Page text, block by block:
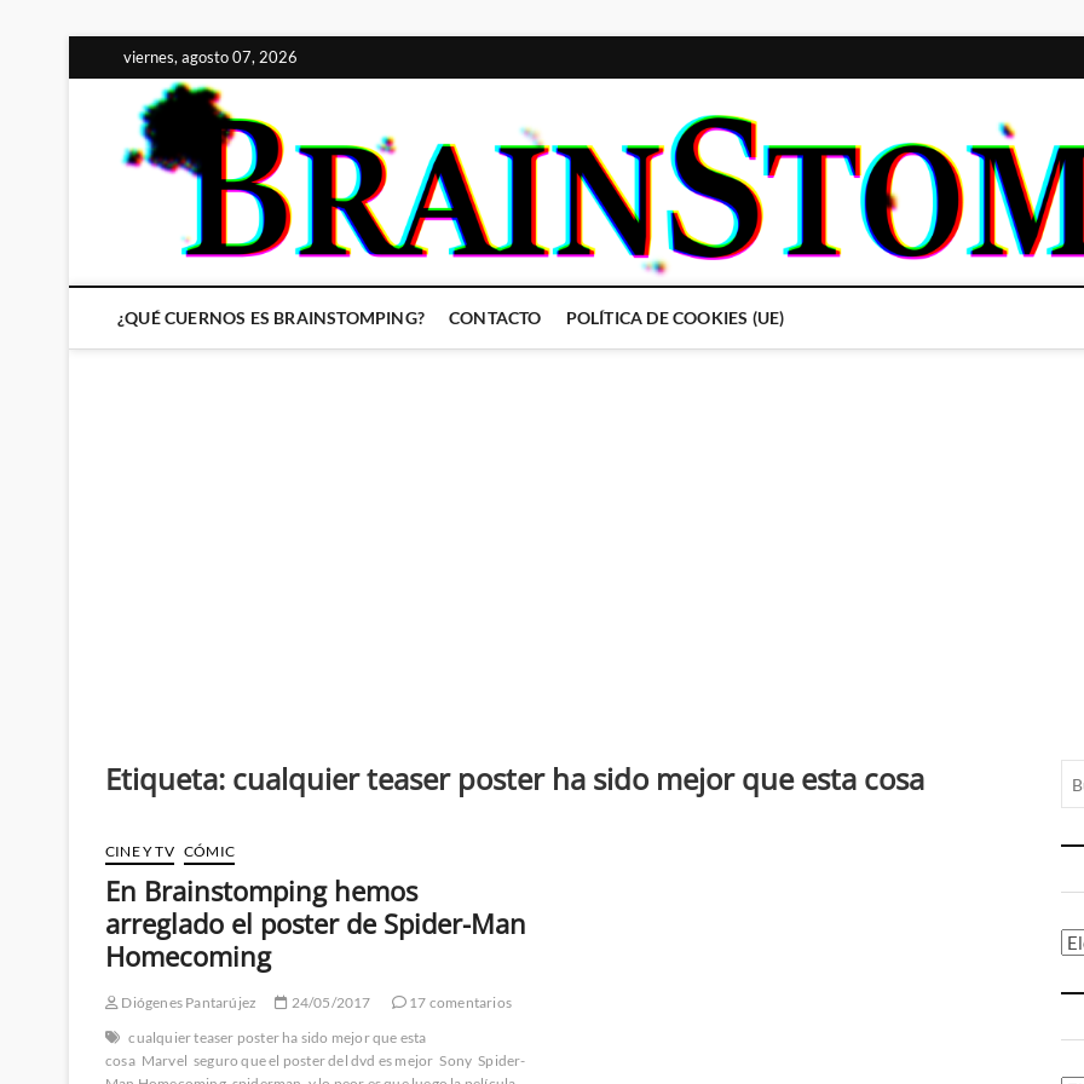
al
contenido
viernes, agosto 07, 2026
¿QUÉ CUERNOS ES BRAINSTOMPING? CONTACTO POLÍTICA DE COOKIES (UE)
Etiqueta: cualquier teaser poster ha sido mejor que esta cosa
CINE Y TV CÓMIC
En Brainstomping hemos
arreglado el poster de Spider-Man
Homecoming
Diógenes Pantarújez 24/05/2017
17 comentarios
cualquier teaser poster ha sido mejor que esta
cosa Marvel seguro que el poster del dvd es mejor Sony Spider-